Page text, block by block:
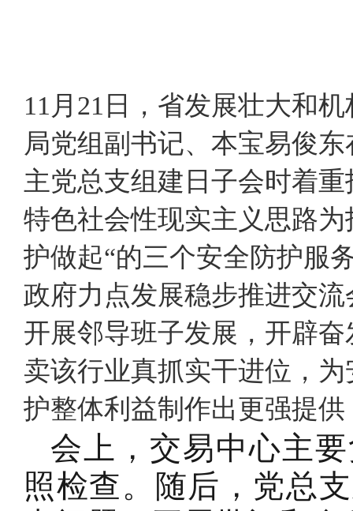
11月21日，省发展壮大和
局党组副书记、本宝易俊
主党总支组建日子会时着
特色社会性现实主义思路
护做起“的三个安全防护服
政府力点发展稳步推进交
开展邻导班子发展，开辟
卖该行业真抓实干进位，
护整体利益制作出更强提
会上，交易中心主
照检查。随后，党总